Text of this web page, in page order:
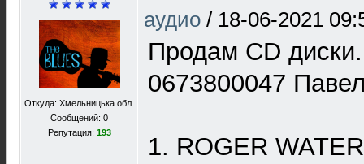
Откуда: Хмельницька обл.
Сообщений: 0
Репутация: 193
аудио / 18-06-2021
Продам CD диски.
0673800047
1. ROGER